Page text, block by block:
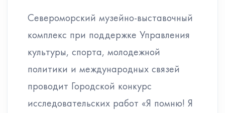
Североморский музейно-выставочный
комплекс при поддержке Управления
культуры, спорта, молодежной
политики и международных связей
проводит Городской конкурс
исследовательских работ «Я помню! Я